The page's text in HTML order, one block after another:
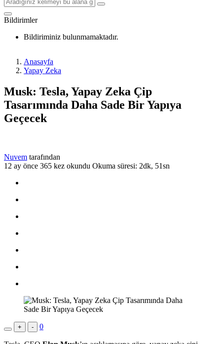
Bildirimler
Bildiriminiz bulunmamaktadır.
Anasayfa
Yapay Zeka
Musk: Tesla, Yapay Zeka Çip
Tasarımında Daha Sade Bir Yapıya
Geçecek
Nuvem tarafından
12 ay önce 365 kez okundu Okuma süresi: 2dk, 51sn
+ - 0